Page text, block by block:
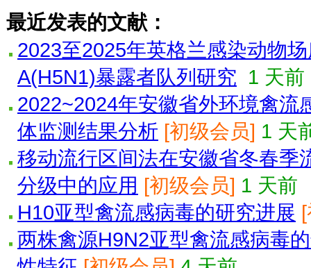
最近发表的文献：
2023至2025年英格兰感染动物
A(H5N1)暴露者队列研究 1 天前
2022~2024年安徽省外环境禽流
体监测结果分析 [初级会员] 1 天
移动流行区间法在安徽省冬春季
分级中的应用 [初级会员] 1 天前
H10亚型禽流感病毒的研究进展
两株禽源H9N2亚型禽流感病毒